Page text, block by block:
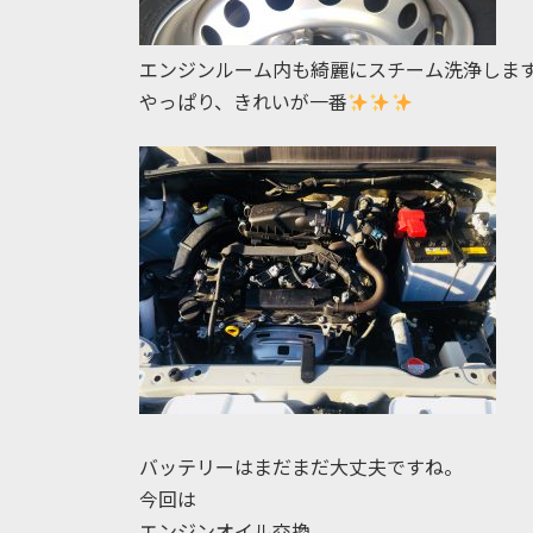
エンジンルーム内も綺麗にスチーム洗浄しま
やっぱり、きれいが一番
バッテリーはまだまだ大丈夫ですね。
今回は